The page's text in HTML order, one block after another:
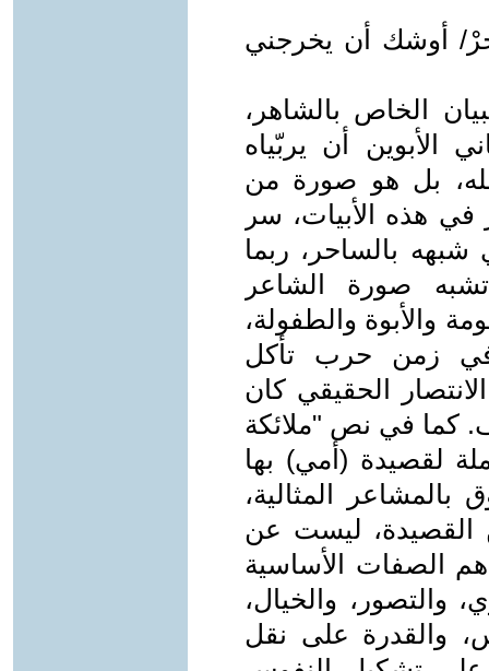
أوشك أن يخرجني
الخاص بالشاهر،
الأبوين أن يربّياه
بل هو صورة من
هذه الأبيات، سر
بالساحر، ربما
صورة الشاعر
والأبوة والطفولة،
في زمن حرب تأكل
الحقيقي كان
كما في نص "ملائكة
لقصيدة (أمي) بها
المثالية،
القصيدة، ليست عن
الصفات الأساسية
والتصور، والخيال،
والقدرة على نقل